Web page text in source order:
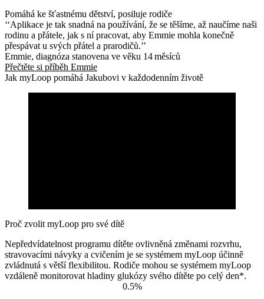
Pomáhá ke šťastnému dětství, posiluje rodiče
‘‘Aplikace je tak snadná na používání, že se těšíme, až naučíme naši
rodinu a přátele, jak s ní pracovat, aby Emmie mohla konečně
přespávat u svých přátel a prarodičů.’’
Emmie, diagnóza stanovena ve věku 14 měsíců
Přečtěte si příběh Emmie
Jak myLoop pomáhá Jakubovi v každodenním životě
Proč zvolit myLoop pro své dítě
Nepředvídatelnost programu dítěte ovlivněná změnami rozvrhu,
stravovacími návyky a cvičením je se systémem myLoop účinně
zvládnutá s větší flexibilitou. Rodiče mohou se systémem myLoop
vzdáleně monitorovat hladiny glukózy svého dítěte po celý den*.
0.5%